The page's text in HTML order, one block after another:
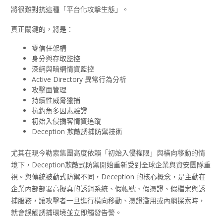
將很難對抗這種「平台化攻擊生態」。
真正關鍵的，將是：
零信任架構
身分與存取監控
深網與暗網情資監控
Active Directory 異常行為分析
攻擊面管理
持續性威脅獵捕
抗釣魚多因素驗證
初始入侵掮客情資追蹤
Deception 欺敵誘捕防禦技術
尤其在現今勒索集團高度依賴「初始入侵權限」與橫向移動的情
境下，Deception欺敵式防禦開始重新受到全球企業與資安團隊重
視。與傳統被動式防禦不同，Deception 的核心概念，是主動在
企業內部部署高擬真的誘餌系統、假帳號、假憑證、假檔案與誘
捕服務，讓攻擊者一旦進行橫向移動、憑證濫用或內網探索時，
就會誤觸誘捕環境並立即觸發告警。